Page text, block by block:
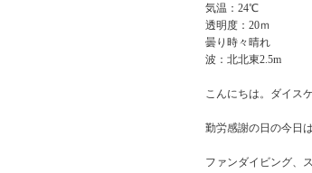
気温：24℃
透明度：20ｍ
曇り時々晴れ
波：北北東2.5m
こんにちは。ダイスケ
勤労感謝の日の今日
ファンダイビング、